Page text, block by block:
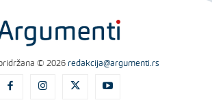
© 2026 redakcija@argumenti.rs